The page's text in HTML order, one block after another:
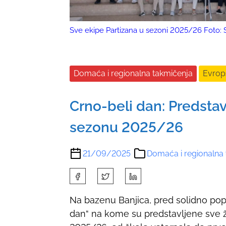
Sve ekipe Partizana u sezoni 2025/26 Foto:
Domaća i regionalna takmičenja
Crno-beli dan:
sezonu 2025/26
21/09/2025 Domaća i regionalna
h
a
r
Na bazenu Banjica, pred solidno
dan“ na kome su predstavljene sve